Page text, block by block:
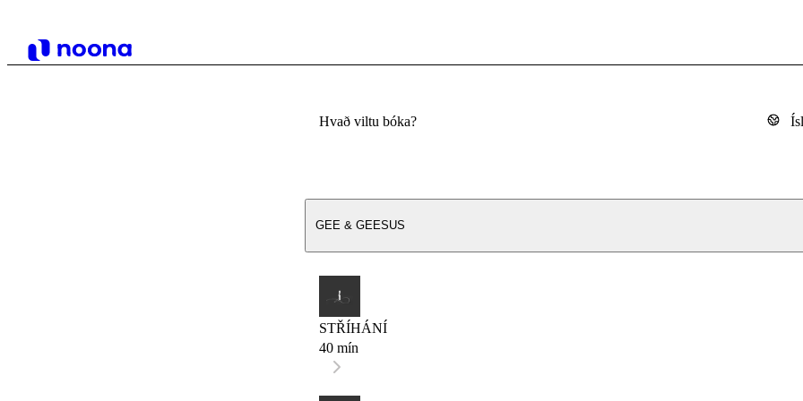
Hvað viltu bóka?
GEE & GEESUS
STŘÍHÁNÍ
40 mín